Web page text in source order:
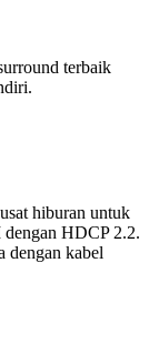
terbaik
hiburan untuk
HDCP 2.2.
dengan kabel